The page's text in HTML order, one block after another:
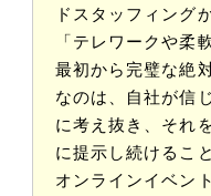
ドスタッフィング
「テレワークや柔
最初から完璧な絶
なのは、自社が信
に考え抜き、それ
に提示し続けるこ
オンラインイベン